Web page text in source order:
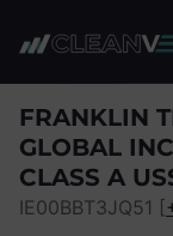
FRANKLIN
GLOBAL
CLASS A
IE00BBT3JQ51 [